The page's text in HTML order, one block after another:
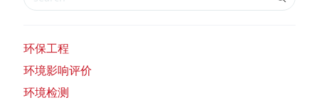
环保工程
环境影响评价
环境检测